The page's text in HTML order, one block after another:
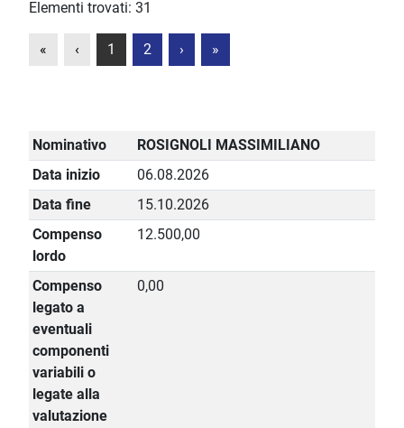
Elementi trovati: 31
« ‹ 1 2 › »
Nominativo
ROSIGNOLI MASSIMILIANO
Data inizio
06.08.2026
Data fine
15.10.2026
Compenso
lordo
12.500,00
Compenso
legato a
eventuali
componenti
variabili o
legate alla
valutazione
0,00